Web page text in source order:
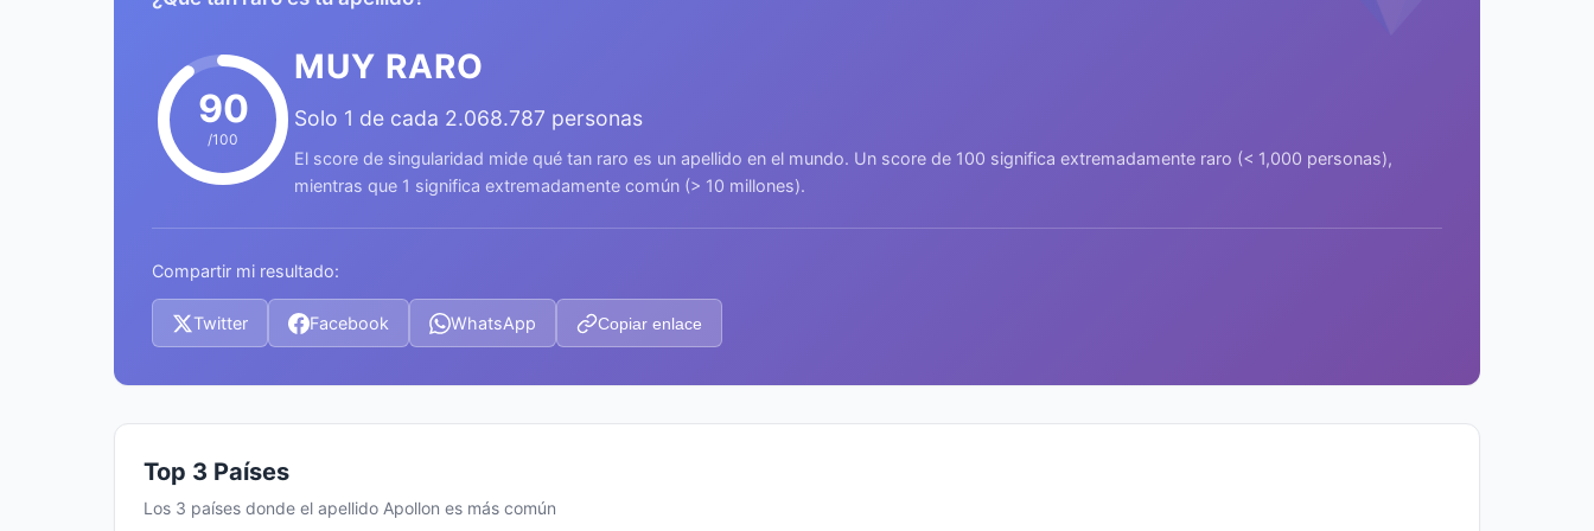
90
/100
MUY RARO
Solo 1 de cada 2.068.787 personas
El score de singularidad mide qué tan raro es un apellido en el mundo. Un score de 100 significa extremadamente raro (< 1,000 personas),
mientras que 1 significa extremadamente común (> 10 millones).
Compartir mi resultado:
Twitter Facebook WhatsApp Copiar enlace
Top 3 Países
Los 3 países donde el apellido Apollon es más común